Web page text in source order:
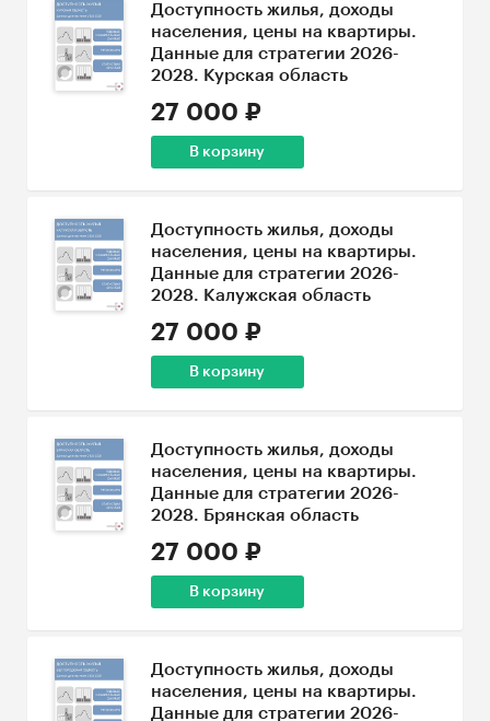
Доступность жилья, доходы
населения, цены на квартиры.
Данные для стратегии 2026-
2028. Курская область
27 000 ₽
В корзину
Доступность жилья, доходы
населения, цены на квартиры.
Данные для стратегии 2026-
2028. Калужская область
27 000 ₽
В корзину
Доступность жилья, доходы
населения, цены на квартиры.
Данные для стратегии 2026-
2028. Брянская область
27 000 ₽
В корзину
Доступность жилья, доходы
населения, цены на квартиры.
Данные для стратегии 2026-